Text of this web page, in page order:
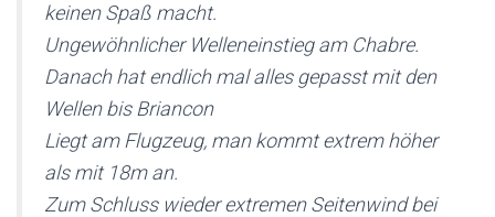
keinen Spaß macht.
Ungewöhnlicher Welleneinstieg am Chabre.
Danach hat endlich mal alles gepasst mit den
Wellen bis Briancon
Liegt am Flugzeug, man kommt extrem höher
als mit 18m an.
Zum Schluss wieder extremen Seitenwind bei